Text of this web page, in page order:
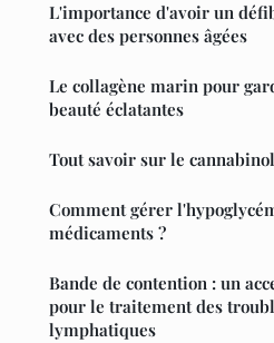
L'importance d'avoir un
avec des personnes âgées
Le collagène marin pour
beauté éclatantes
Tout savoir sur le cannabinol
Comment gérer
médicaments ?
Bande de contention : un
pour le traitement des
lymphatiques